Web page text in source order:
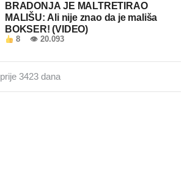
BRADONJA JE MALTRETIRAO
MALIŠU: Ali nije znao da je mališa
BOKSER! (VIDEO)
8 👁 20.093
prije 3423 dana